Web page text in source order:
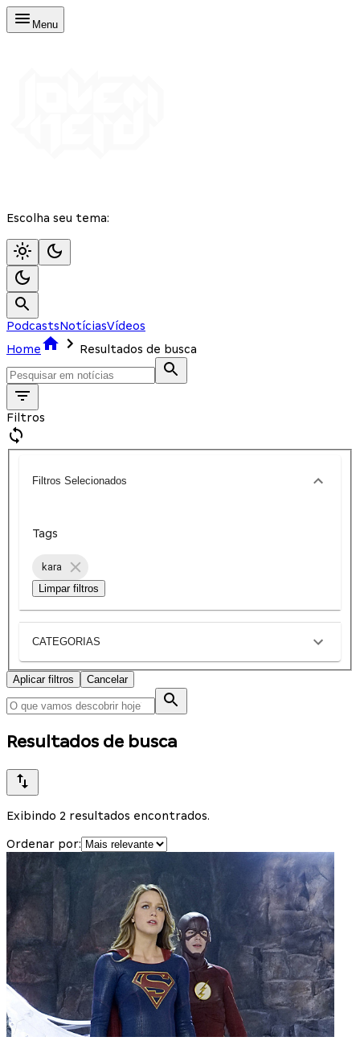
Menu
Escolha seu tema:
PodcastsNotíciasVídeos
Home
Resultados de busca
Filtros
Filtros Selecionados
Tags
kara
Limpar filtros
CATEGORIAS
Aplicar filtros Cancelar
Resultados de busca
Exibindo 2 resultados encontrados.
Ordenar por: